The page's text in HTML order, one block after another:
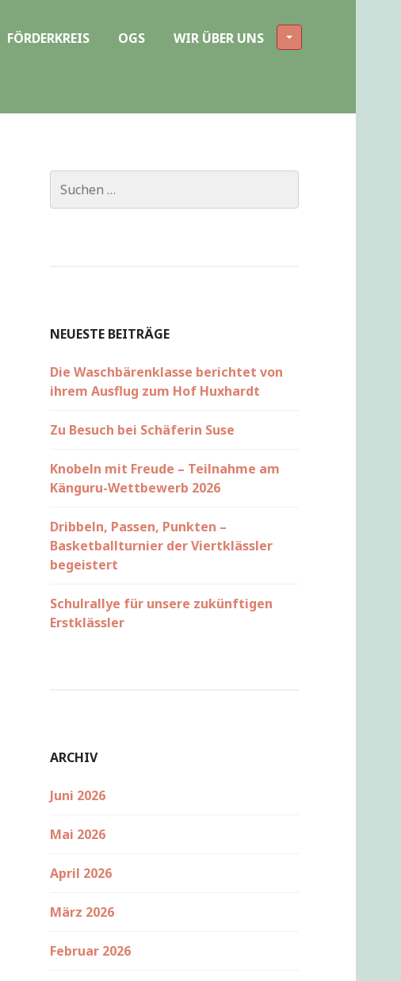
FÖRDERKREIS OGS WIR ÜBER UNS
nach:
NEUESTE BEITRÄGE
Die Waschbärenklasse berichtet von
ihrem Ausflug zum Hof Huxhardt
Zu Besuch bei Schäferin Suse
Knobeln mit Freude – Teilnahme am
Känguru-Wettbewerb 2026
Dribbeln, Passen, Punkten –
Basketballturnier der Viertklässler
begeistert
Schulrallye für unsere zukünftigen
Erstklässler
ARCHIV
Juni 2026
Mai 2026
April 2026
März 2026
Februar 2026